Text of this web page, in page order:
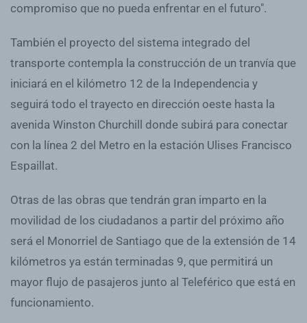
compromiso que no pueda enfrentar en el futuro".
También el proyecto del sistema integrado del
transporte contempla la construcción de un tranvía que
iniciará en el kilómetro 12 de la Independencia y
seguirá todo el trayecto en dirección oeste hasta la
avenida Winston Churchill donde subirá para conectar
con la línea 2 del Metro en la estación Ulises Francisco
Espaillat.
Otras de las obras que tendrán gran imparto en la
movilidad de los ciudadanos a partir del próximo año
será el Monorriel de Santiago que de la extensión de 14
kilómetros ya están terminadas 9, que permitirá un
mayor flujo de pasajeros junto al Teleférico que está en
funcionamiento.